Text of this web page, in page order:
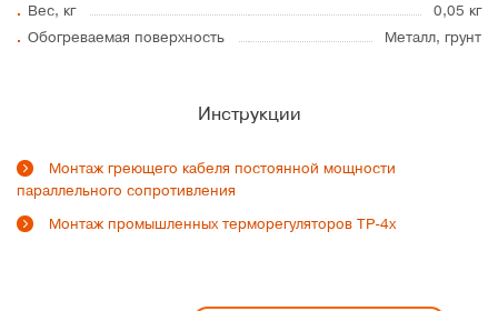
Вес, кг
0,05 кг
Обогреваемая поверхность
Металл, грунт
Инструкции
Монтаж греющего кабеля постоянной мощности
параллельного сопротивления
Монтаж промышленных терморегуляторов ТР-4х